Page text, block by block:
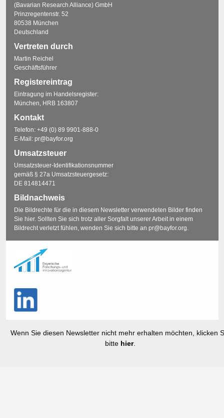
(Bavarian Research Alliance) GmbH
Prinzregentenstr. 52
80538 München
Deutschland
Vertreten durch
Martin Reichel
Geschäftsführer
Registereintrag
Eintragung im Handelsregister:
München, HRB 163807
Kontakt
Telefon: +49 (0) 89 9901-888-0
E-Mail: pr@bayfor.org
Umsatzsteuer
Umsatzsteuer-Identifikationsnummer
gemäß § 27a Umsatzsteuergesetz:
DE 814814471
Bildnachweis
Die Bildrechte für die in diesem Newsletter verwendeten Bilder finden
Sie hier. Sollten Sie sich trotz aller Sorgfalt unserer Arbeit in einem
Bildrecht verletzt fühlen, wenden Sie sich bitte an pr@bayfor.org.
Wenn Sie diesen Newsletter nicht mehr erhalten möchten, klicken
bitte hier.